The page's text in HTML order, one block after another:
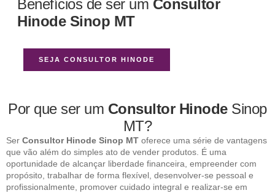
Benefícios de ser um Consultor
Hinode Sinop MT
SEJA CONSULTOR HINODE
Por que ser um Consultor HinodeSinop
MT?
Ser Consultor Hinode Sinop MT oferece uma série de vantagens
que vão além do simples ato de vender produtos. É uma
oportunidade de alcançar liberdade financeira, empreender com
propósito, trabalhar de forma flexível, desenvolver-se pessoal e
profissionalmente, promover cuidado integral e realizar-se em